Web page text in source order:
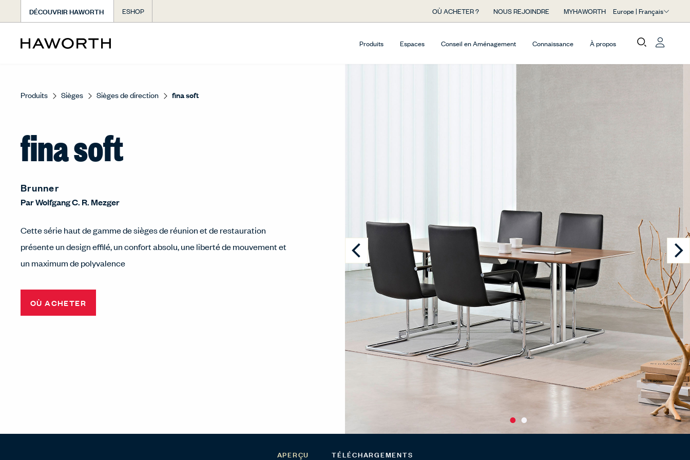
DÉCOUVRIR HAWORTH ESHOP OÙ ACHETER ? NOUS REJOINDRE MYHAWORTH Europe | Français
Produits Espaces Conseil en Aménagement Connaissance À propos
Produits Sièges Sièges de direction fina soft
fina soft
Brunner
ParWolfgang C. R. Mezger
Cette série haut de gamme de sièges de réunion et de restauration
présente un design effilé, un confort absolu, une liberté de mouvement et
un maximum de polyvalence
OÙ ACHETER
APERÇU TÉLÉCHARGEMENTS